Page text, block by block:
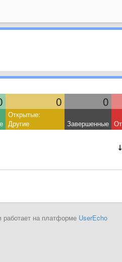
0 0
Открытые:
Другие
Завершенные
работает на платформе UserEcho